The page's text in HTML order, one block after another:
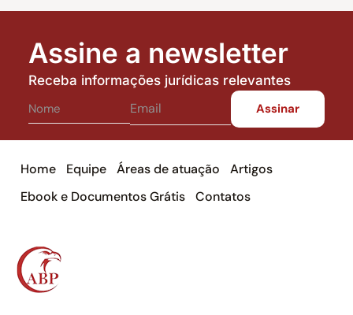
Assine a newsletter
Receba informações jurídicas relevantes
Home Equipe Áreas de atuação
Artigos
Ebook e Documentos Grátis
Contatos